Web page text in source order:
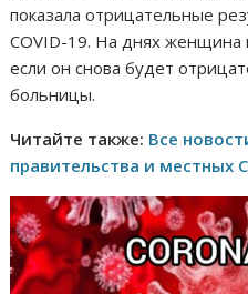
показала отрицательные
COVID-19. На днях женщина
если он снова будет
больницы.
Читайте также: Все
правительства и местных